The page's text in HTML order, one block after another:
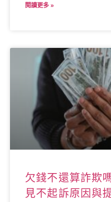
閱讀更多 »
欠錢不還算詐欺
見不起訴原因與